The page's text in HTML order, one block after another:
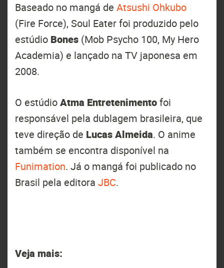
Baseado no mangá de Atsushi Ohkubo
(Fire Force), Soul Eater foi produzido pelo
estúdio Bones (Mob Psycho 100, My Hero
Academia) e lançado na TV japonesa em
2008.
O estúdioAtma Entretenimentofoi
responsável pela dublagem brasileira, que
teve direção de Lucas Almeida. O anime
também se encontra disponível na
Funimation. Já o mangá foi publicado no
Brasil pela editora JBC.
Veja mais: